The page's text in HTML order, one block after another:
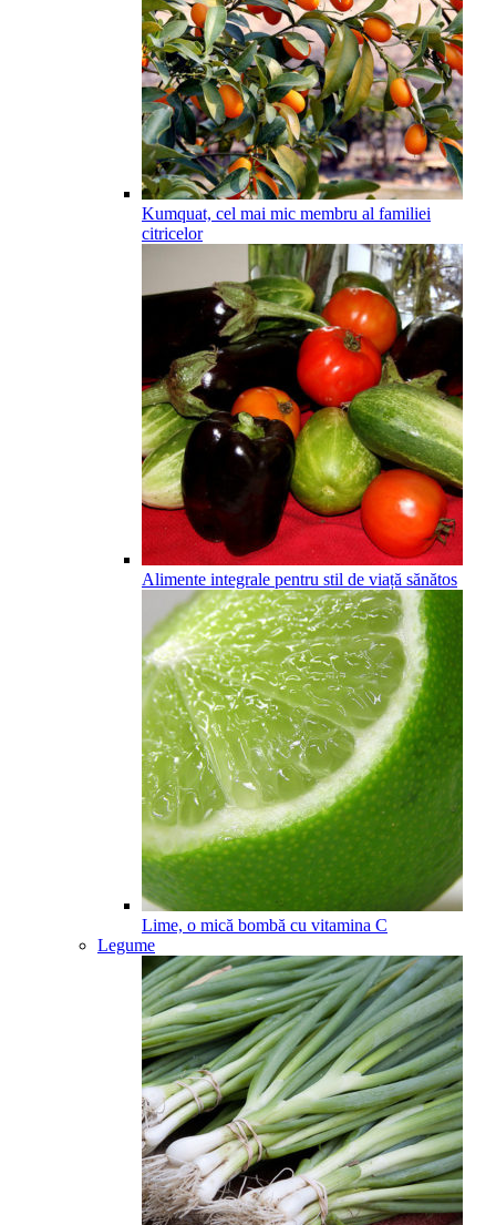
Kumquat, cel mai mic membru al familiei
citricelor
Alimente integrale pentru stil de viață sănătos
Lime, o mică bombă cu vitamina C
Legume